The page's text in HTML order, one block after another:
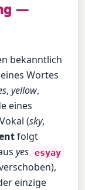
—
bekanntlich
Wortes
,yellow,
eines
(sky,
folgt
yes esyay
einzige